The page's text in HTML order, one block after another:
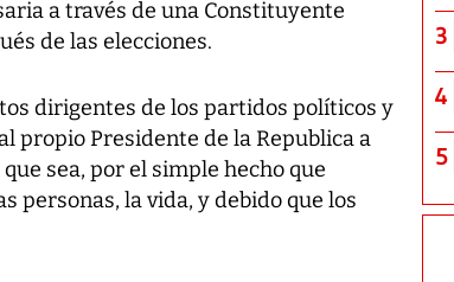
a través de una Constituyente
de las elecciones.
dirigentes de los partidos políticos y
propio Presidente de la Republica a
sea, por el simple hecho que
personas, la vida, y debido que los
3
4
5